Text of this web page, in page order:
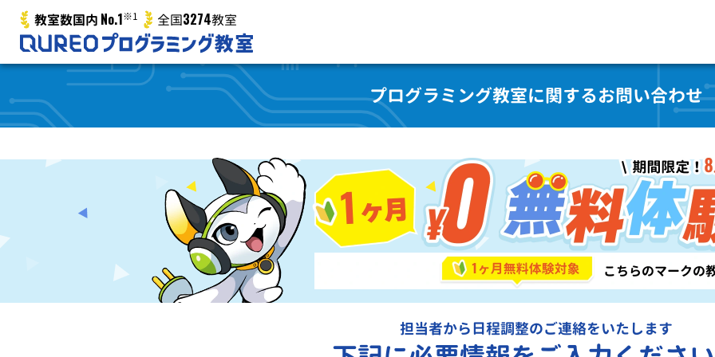
教室数国内 No.1※1 全国3274教室
プログラミング教室に関するお問い合わせ
担当者から日程調整のご連絡をいたします